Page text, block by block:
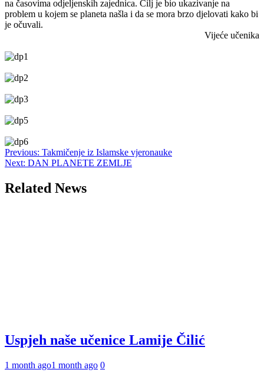
na časovima odjeljenskih zajednica. Cilj je bio ukazivanje na
problem u kojem se planeta našla i da se mora brzo djelovati kako bi
je očuvali.
Vijeće učenika
Post
navigation
Previous: Takmičenje iz Islamske vjeronauke
Next: DAN PLANETE ZEMLJE
Related News
Uspjeh naše učenice Lamije Čilić
1 month ago1 month ago 0